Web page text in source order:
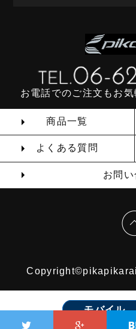
お電話でのご注文もお
商品一覧
よくある質問
お問
モバイル